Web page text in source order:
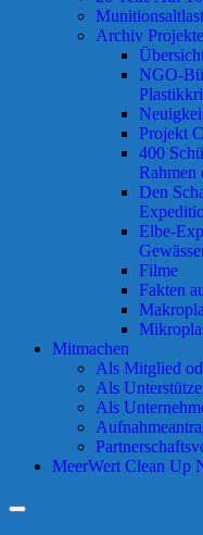
Archiv Projekte
NGO-
Projekt
400
Rahmen
Den
Elbe-
Filme
Fakten
Mitmachen
Als Mitglied
Als
Als
MeerWert Clean Up
Suchen